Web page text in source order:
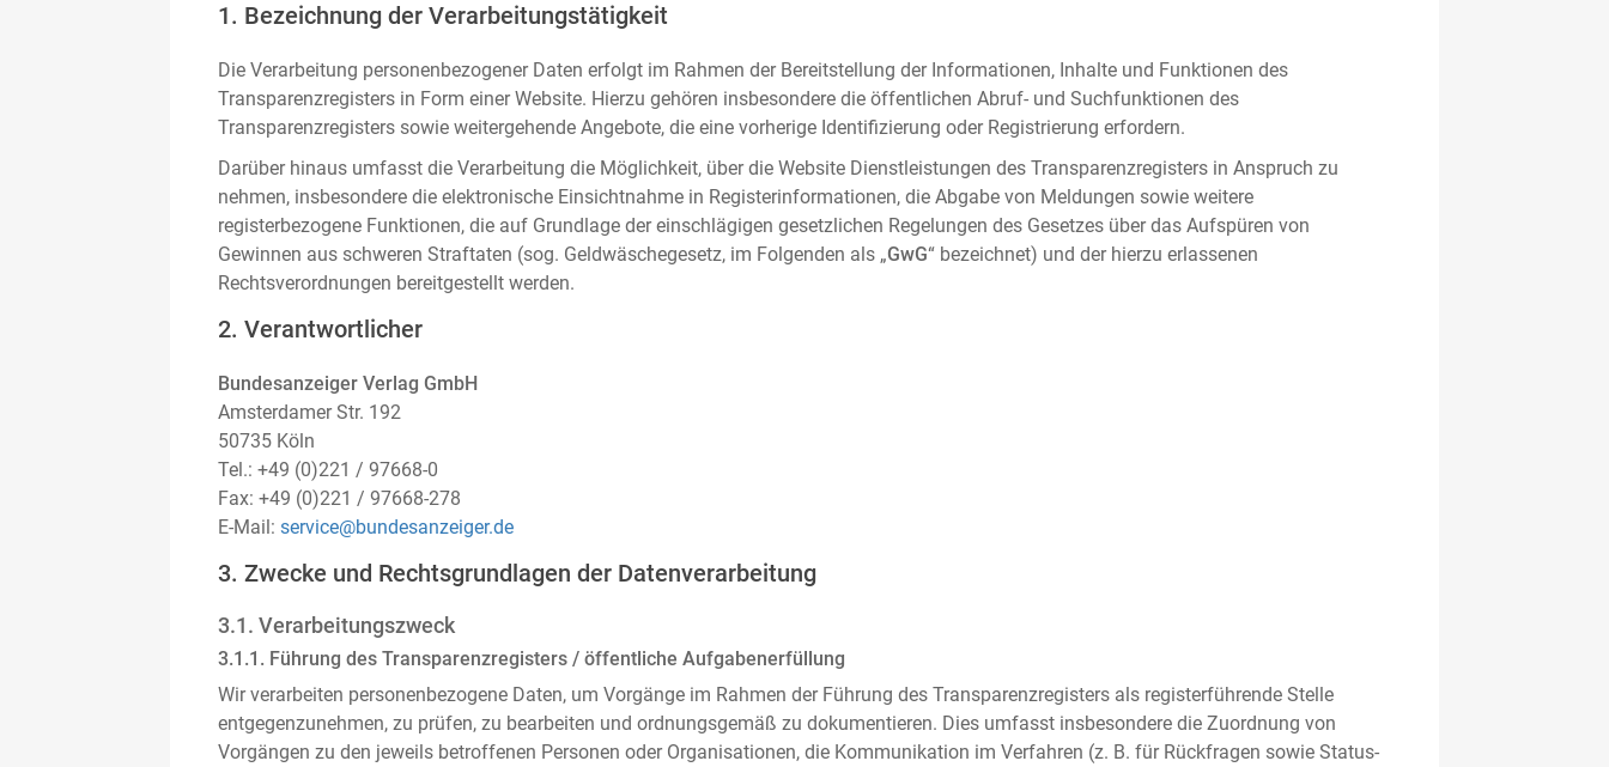
1. Bezeichnung der Verarbeitungstätigkeit
Die Verarbeitung personenbezogener Daten erfolgt im Rahmen der Bereitstellung der Informationen, Inhalte und Funktionen des
Transparenzregisters in Form einer Website. Hierzu gehören insbesondere die öffentlichen Abruf- und Suchfunktionen des
Transparenzregisters sowie weitergehende Angebote, die eine vorherige Identifizierung oder Registrierung erfordern.
Darüber hinaus umfasst die Verarbeitung die Möglichkeit, über die Website Dienstleistungen des Transparenzregisters in Anspruch zu
nehmen, insbesondere die elektronische Einsichtnahme in Registerinformationen, die Abgabe von Meldungen sowie weitere
registerbezogene Funktionen, die auf Grundlage der einschlägigen gesetzlichen Regelungen des Gesetzes über das Aufspüren von
Gewinnen aus schweren Straftaten (sog. Geldwäschegesetz, im Folgenden als „GwG“ bezeichnet) und der hierzu erlassenen
Rechtsverordnungen bereitgestellt werden.
2. Verantwortlicher
Bundesanzeiger Verlag GmbH
Amsterdamer Str. 192
50735 Köln
Tel.: +49 (0)221 / 97668-0
Fax: +49 (0)221 / 97668-278
E-Mail: service@bundesanzeiger.de
3. Zwecke und Rechtsgrundlagen der Datenverarbeitung
3.1. Verarbeitungszweck
3.1.1. Führung des Transparenzregisters / öffentliche Aufgabenerfüllung
Wir verarbeiten personenbezogene Daten, um Vorgänge im Rahmen der Führung des Transparenzregisters als registerführende Stelle
entgegenzunehmen, zu prüfen, zu bearbeiten und ordnungsgemäß zu dokumentieren. Dies umfasst insbesondere die Zuordnung von
Vorgängen zu den jeweils betroffenen Personen oder Organisationen, die Kommunikation im Verfahren (z. B. für Rückfragen sowie Status-